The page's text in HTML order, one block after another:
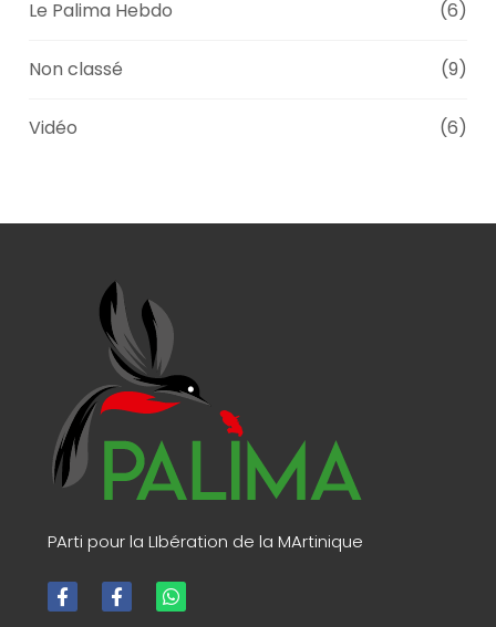
Le Palima Hebdo (6)
Non classé (9)
Vidéo (6)
PArti pour la LIbération de la MArtinique